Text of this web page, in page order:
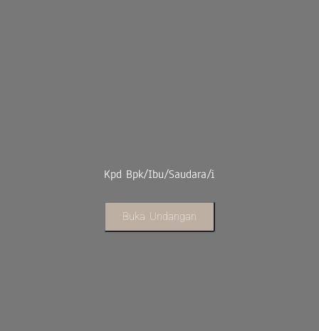
Kpd Bpk/Ibu/Saudara/i
Buka Undangan